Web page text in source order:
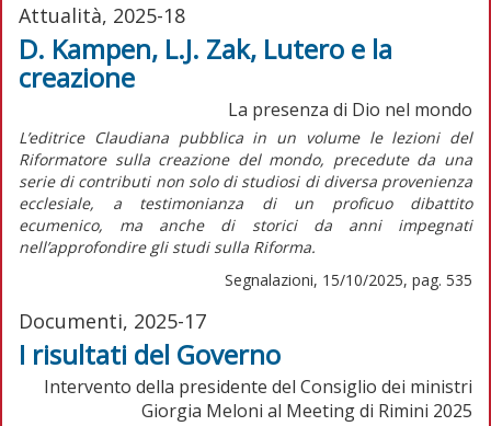
Attualità, 2025-18
D. Kampen, L.J. Zak, Lutero e la
creazione
La presenza di Dio nel mondo
L’editrice Claudiana pubblica in un volume le lezioni del
Riformatore sulla creazione del mondo, precedute da una
serie di contributi non solo di studiosi di diversa provenienza
ecclesiale, a testimonianza di un proficuo dibattito
ecumenico, ma anche di storici da anni impegnati
nell’approfondire gli studi sulla Riforma.
Segnalazioni, 15/10/2025, pag. 535
Documenti, 2025-17
I risultati del Governo
Intervento della presidente del Consiglio dei ministri
Giorgia Meloni al Meeting di Rimini 2025